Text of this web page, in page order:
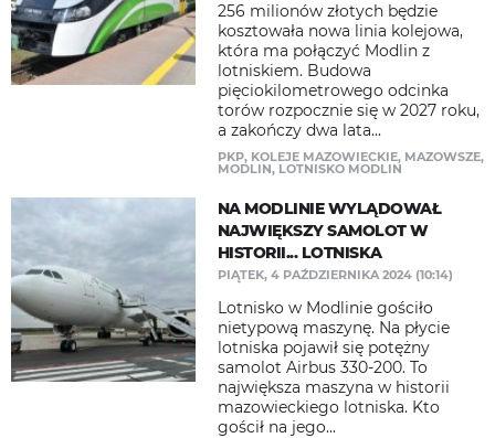
256 milionów złotych będzie
kosztowała nowa linia kolejowa,
która ma połączyć Modlin z
lotniskiem. Budowa
pięciokilometrowego odcinka
torów rozpocznie się w 2027 roku,
a zakończy dwa lata...
PKP, KOLEJE MAZOWIECKIE, MAZOWSZE,
MODLIN, LOTNISKO MODLIN
NA MODLINIE WYLĄDOWAŁ
NAJWIĘKSZY SAMOLOT W
HISTORII... LOTNISKA
PIĄTEK, 4 PAŹDZIERNIKA 2024 (10:14)
Lotnisko w Modlinie gościło
nietypową maszynę. Na płycie
lotniska pojawił się potężny
samolot Airbus 330-200. To
największa maszyna w historii
mazowieckiego lotniska. Kto
gościł na jego...